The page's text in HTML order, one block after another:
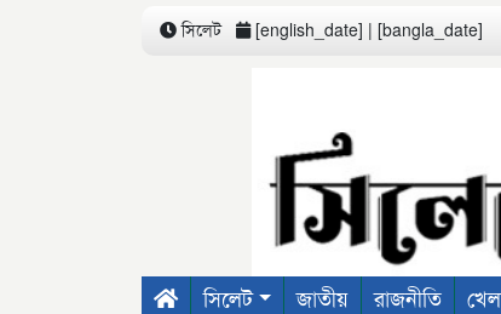
সিলেট [english_date] | [bangla_date]
সিলেট জাতীয় রাজনীতি